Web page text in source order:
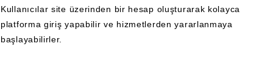
Kullanıcılar site üzerinden bir hesap oluşturarak kolayca
platforma giriş yapabilir ve hizmetlerden yararlanmaya
başlayabilirler.